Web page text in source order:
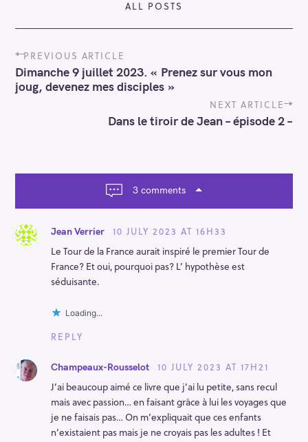
ALL POSTS
P
o
s
t
a
n
PREVIOUS ARTICLE
Dimanche 9 juillet 2023. « Prenez sur vous mon
joug, devenez mes disciples »
NEXT ARTICLE
Dans le tiroir de Jean – épisode 2 –
3 comments
Jean Verrier
10 JULY 2023 AT 16H33
Le Tour de la France aurait inspiré le premier Tour de
France? Et oui, pourquoi pas? L’ hypothèse est
séduisante.
Loading...
REPLY
Champeaux-Rousselot
10 JULY 2023 AT 17H21
J’ai beaucoup aimé ce livre que j’ai lu petite, sans recul
mais avec passion… en faisant grâce à lui les voyages que
je ne faisais pas… On m’expliquait que ces enfants
n’existaient pas mais je ne croyais pas les adultes ! Et